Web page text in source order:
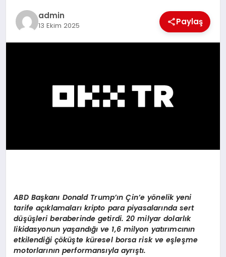
admin
13 Ekim 2025 Paylaş
ABD Başkanı Donald Trump’ın Çin’e yönelik yeni
tarife açıklamaları kripto para piyasalarında sert
düşüşleri beraberinde getirdi. 20 milyar dolarlık
likidasyonun yaşandığı ve 1,6 milyon yatırımcının
etkilendiği çöküşte küresel borsa risk ve eşleşme
motorlarının performansıyla ayrıştı.